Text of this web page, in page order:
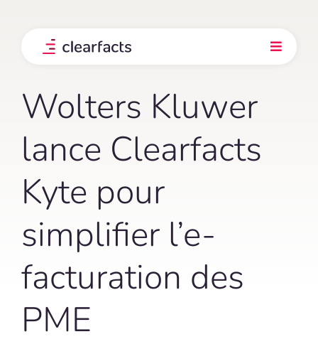
Toggle
Nos clients
Explorez
FR
Wolters Kluwer
lance Clearfacts
Kyte pour
simplifier l’e-
facturation des
PME